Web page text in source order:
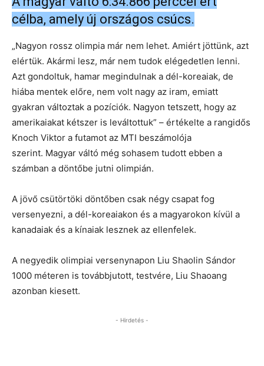
célba, amely új országos csúcs.
„Nagyon rossz olimpia már nem lehet. Amiért jöttünk, azt
elértük. Akármi lesz, már nem tudok elégedetlen lenni.
Azt gondoltuk, hamar megindulnak a dél-koreaiak, de
hiába mentek előre, nem volt nagy az iram, emiatt
gyakran változtak a pozíciók. Nagyon tetszett, hogy az
amerikaiakat kétszer is leváltottuk” – értékelte a rangidős
Knoch Viktor a futamot az MTI beszámolója
szerint. Magyar váltó még sohasem tudott ebben a
számban a döntőbe jutni olimpián.
A jövő csütörtöki döntőben csak négy csapat fog
versenyezni, a dél-koreaiakon és a magyarokon kívül a
kanadaiak és a kínaiak lesznek az ellenfelek.
A negyedik olimpiai versenynapon Liu Shaolin Sándor
1000 méteren is továbbjutott, testvére, Liu Shaoang
azonban kiesett.
- Hirdetés -